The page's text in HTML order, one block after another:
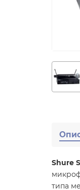
Shure
типа